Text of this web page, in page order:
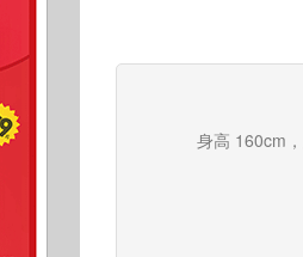
身高 160cm，